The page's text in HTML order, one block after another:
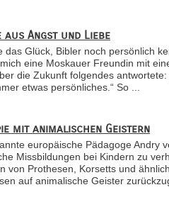
aus Angst und Liebe
das Glück, Bibler noch persönlich
eine Moskauer Freundin mit
die Zukunft folgendes
etwas persönliches.“ So ...
mit animalischen Geistern
europäische Pädagoge Andry
Missbildungen bei Kindern zu
von Prothesen, Korsetts und
auf animalische Geister